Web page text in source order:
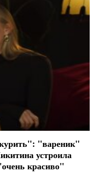
"вареник"
устроила
красиво"